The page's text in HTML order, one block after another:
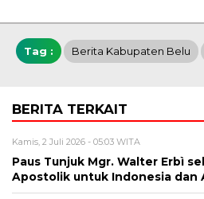
Tag : Berita Kabupaten Belu
BERITA TERKAIT
Kamis, 2 Juli 2026 - 05:03 WITA
Paus Tunjuk Mgr. Walter Erbì
Apostolik untuk Indonesia dan